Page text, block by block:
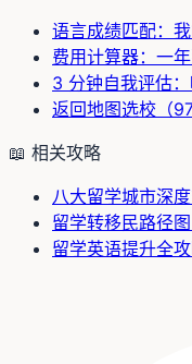
语言成绩匹配：
费用计算器：一
3 分钟自我评估：
返回地图选校（
📖 相关攻略
八大留学城市深
留学转移民路径
留学英语提升全